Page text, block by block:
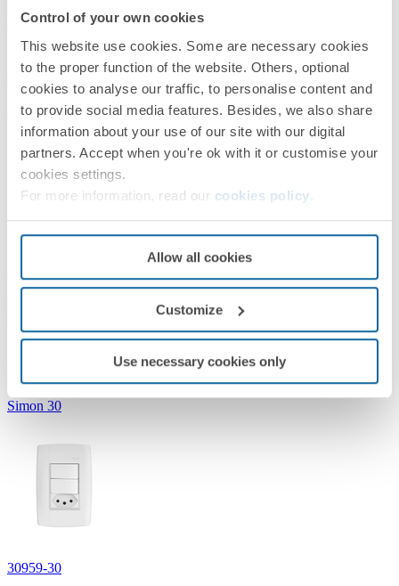
Control of your own cookies
This website use cookies. Some are necessary cookies
to the proper function of the website. Others, optional
cookies to analyse our traffic, to personalise content and
to provide social media features. Besides, we also share
information about your use of our site with our digital
partners. Accept when you're ok with it or customise your
cookies settings.
For more information, read our cookies policy
Allow all cookies
Customize
Use necessary cookies only
10 A 250 V~ branco Simon 30
Simon 30
Conjunto de 1 interruptor simples 1 tomada 2P+T 1 de placa 2
postos 4x2 com suporte 10 A 250 V~ branco Simon 30
Simon 30
30959-30